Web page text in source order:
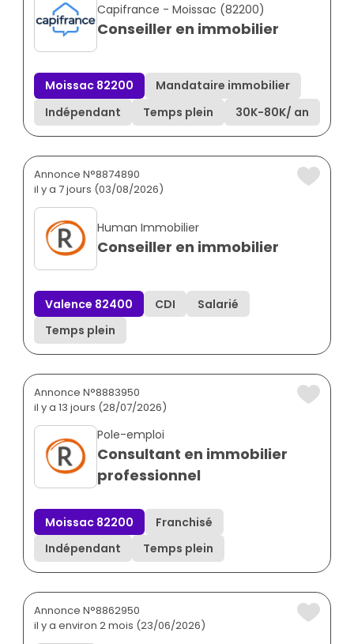
Capifrance - Moissac (82200)
Conseiller en immobilier
Moissac 82200
Mandataire immobilier
Indépendant
Temps plein 30K-80K/ an
Annonce N°8874890
il y a 7 jours (03/08/2026)
Human Immobilier
Conseiller en immobilier
Valence 82400 CDI
Salarié
Temps plein
Annonce N°8883950
il y a 13 jours (28/07/2026)
Pole-emploi
Consultant en immobilier
professionnel
Moissac 82200
Franchisé
Indépendant
Temps plein
Annonce N°8862950
il y a environ 2 mois (23/06/2026)